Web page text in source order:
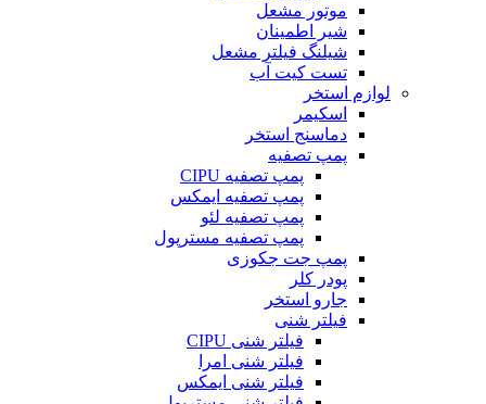
موتور مشعل
شیر اطمینان
شیلنگ فیلتر مشعل
تست کیت آب
لوازم استخر
اسکیمر
دماسنج استخر
پمپ تصفیه
پمپ تصفیه CIPU
پمپ تصفیه ایمکس
پمپ تصفیه لئو
پمپ تصفیه مسترپول
پمپ جت جکوزی
پودر کلر
جارو استخر
فیلتر شنی
فیلتر شنی CIPU
فیلتر شنی امرا
فیلتر شنی ایمکس